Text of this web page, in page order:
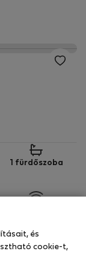
1 fürdőszoba
a
és
cookie-t,